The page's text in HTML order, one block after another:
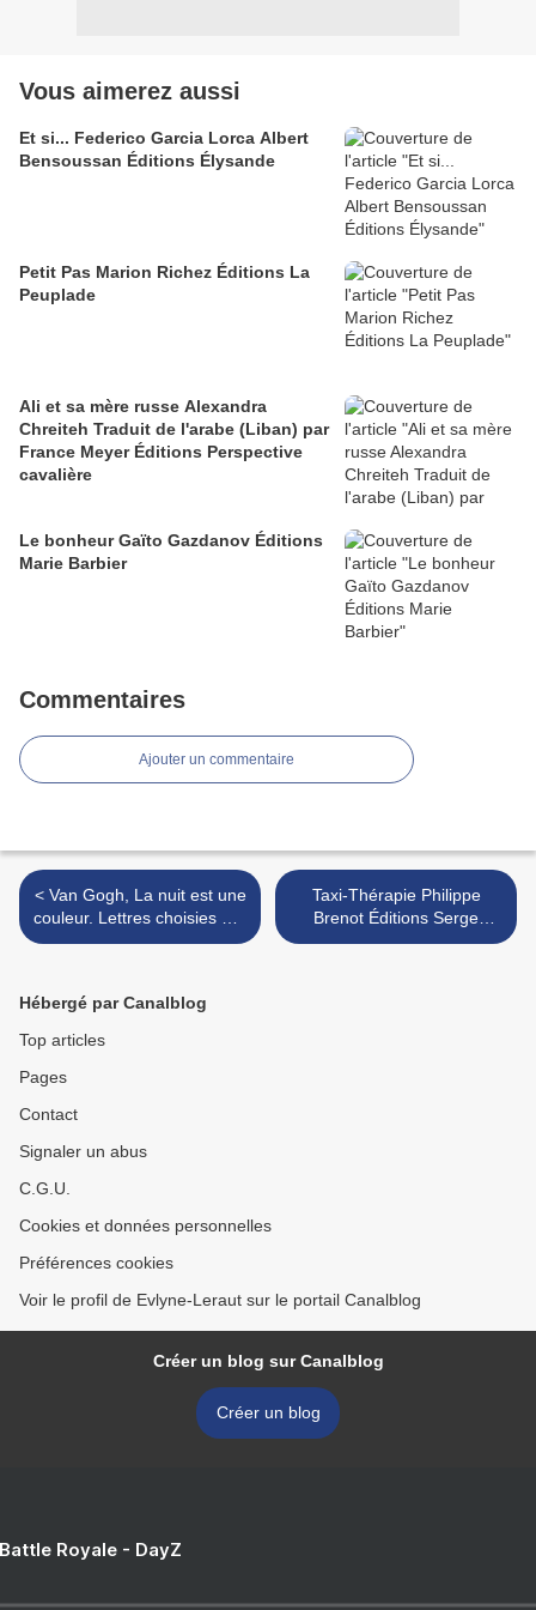
Vous aimerez aussi
Et si... Federico Garcia Lorca Albert
Bensoussan Éditions Élysande
Petit Pas Marion Richez Éditions La
Peuplade
Ali et sa mère russe Alexandra
Chreiteh Traduit de l'arabe (Liban) par
France Meyer Éditions Perspective
cavalière
Le bonheur Gaïto Gazdanov Éditions
Marie Barbier
Commentaires
Ajouter un commentaire
< Van Gogh, La nuit est une
couleur. Lettres choisies par
Luca Iacovone
Taxi-Thérapie Philippe
Brenot Éditions Serge
Safran éditeur >
Hébergé par Canalblog
Top articles
Pages
Contact
Signaler un abus
C.G.U.
Cookies et données personnelles
Préférences cookies
Voir le profil de Evlyne-Leraut sur le portail Canalblog
Créer un blog sur Canalblog
Créer un blog
Royale - DayZ